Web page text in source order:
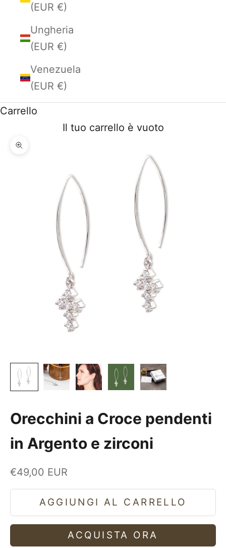
(EUR €)
Ungheria
(EUR €)
Venezuela
(EUR €)
Carrello
Il tuo carrello è vuoto
Ingrandisci immagine
Orecchini a Croce pendenti
in Argento e zirconi
Prezzo scontato
€49,00 EUR
AGGIUNGI AL CARRELLO
ACQUISTA ORA